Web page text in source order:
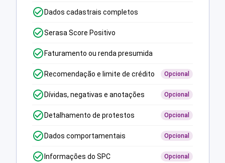
Dados cadastrais completos
Serasa Score Positivo
Faturamento ou renda presumida
Recomendação e limite de crédito Opcional
Dívidas, negativas e anotações Opcional
Detalhamento de protestos Opcional
Dados comportamentais Opcional
Informações do SPC Opcional